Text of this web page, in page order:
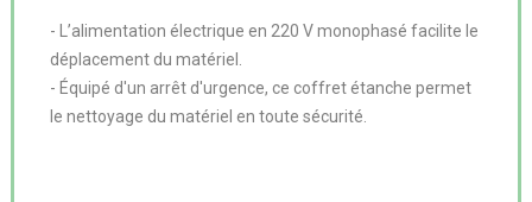
- L’alimentation électrique en 220 V monophasé facilite le
déplacement du matériel.
- Équipé d'un arrêt d'urgence, ce coffret étanche permet
le nettoyage du matériel en toute sécurité.